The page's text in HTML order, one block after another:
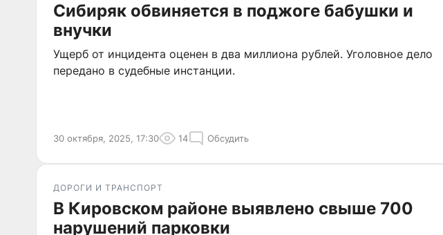
Сибиряк обвиняется в поджоге бабушки и
внучки
Ущерб от инцидента оценен в два миллиона рублей. Уголовное дело
передано в судебные инстанции.
30 октября, 2025, 17:30 14 Обсудить
ДОРОГИ И ТРАНСПОРТ
В Кировском районе выявлено свыше 700
нарушений парковки